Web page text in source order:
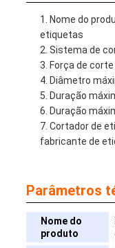
Nome do
etiquetas
Sistema de
Força de
Diâmetro
Duração
Duração
Cortador de
fabricante de
Parâmetros
Nome do
produto